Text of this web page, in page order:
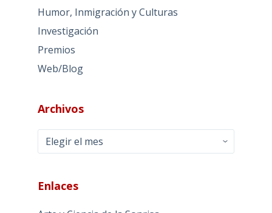
Humor, Inmigración y Culturas
Investigación
Premios
Web/Blog
Archivos
Archivos
Enlaces